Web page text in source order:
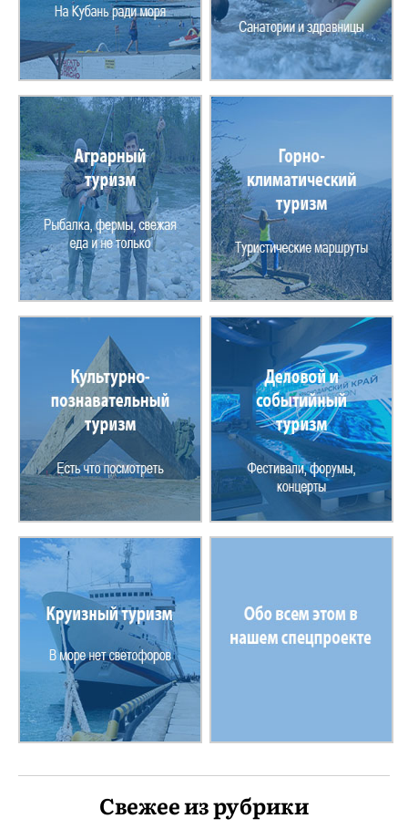
Свежее из рубрики